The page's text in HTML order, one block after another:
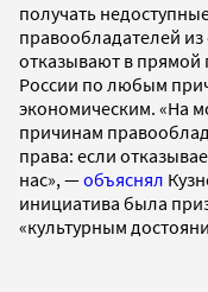
получать
правообладателей
отказывают в прямой
России по любым
экономическим. «На
причинам
права: если
нас», —объяснял
инициатива была
«культурным